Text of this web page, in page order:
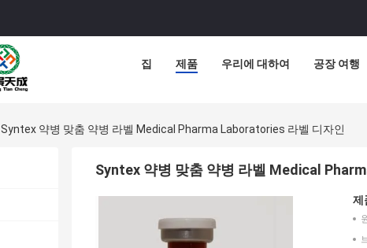
집 제품 우리에 대하여 공장 여행
Syntex 약병 맞춤 약병 라벨 Medical Pharma Laboratories 라벨 디자인
Syntex 약병 맞춤 약병 라벨 Medical
제